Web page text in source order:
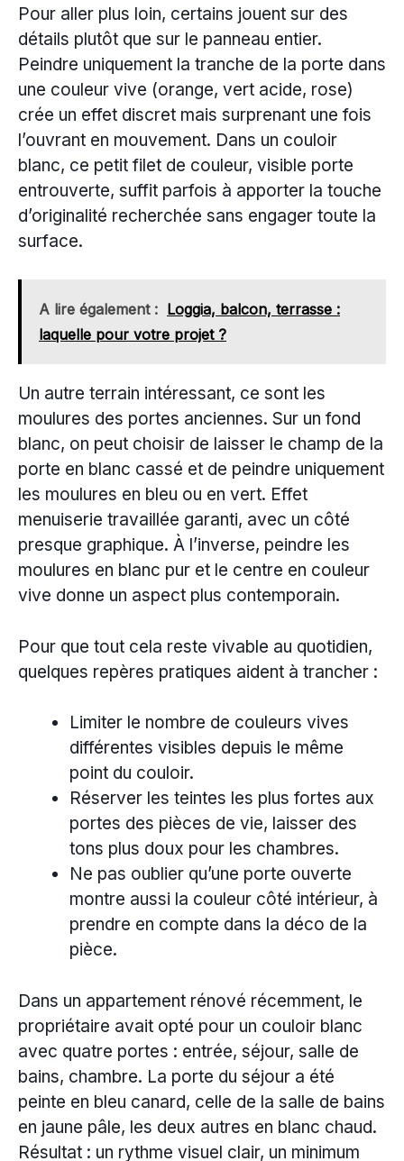
Pour aller plus loin, certains jouent sur des
détails plutôt que sur le panneau entier.
Peindre uniquement la tranche de la porte dans
une couleur vive (orange, vert acide, rose)
crée un effet discret mais surprenant une fois
l’ouvrant en mouvement. Dans un couloir
blanc, ce petit filet de couleur, visible porte
entrouverte, suffit parfois à apporter la touche
d’originalité recherchée sans engager toute la
surface.
A lire également : Loggia, balcon, terrasse :
laquelle pour votre projet ?
Un autre terrain intéressant, ce sont les
moulures des portes anciennes. Sur un fond
blanc, on peut choisir de laisser le champ de la
porte en blanc cassé et de peindre uniquement
les moulures en bleu ou en vert. Effet
menuiserie travaillée garanti, avec un côté
presque graphique. À l’inverse, peindre les
moulures en blanc pur et le centre en couleur
vive donne un aspect plus contemporain.
Pour que tout cela reste vivable au quotidien,
quelques repères pratiques aident à trancher :
Limiter le nombre de couleurs vives
différentes visibles depuis le même
point du couloir.
Réserver les teintes les plus fortes aux
portes des pièces de vie, laisser des
tons plus doux pour les chambres.
Ne pas oublier qu’une porte ouverte
montre aussi la couleur côté intérieur, à
prendre en compte dans la déco de la
pièce.
Dans un appartement rénové récemment, le
propriétaire avait opté pour un couloir blanc
avec quatre portes : entrée, séjour, salle de
bains, chambre. La porte du séjour a été
peinte en bleu canard, celle de la salle de bains
en jaune pâle, les deux autres en blanc chaud.
Résultat : un rythme visuel clair, un minimum